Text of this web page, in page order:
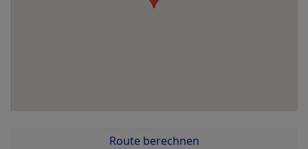
Route berechnen